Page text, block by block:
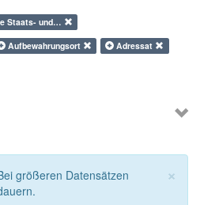
Staats- und…
Aufbewahrungsort Adressat
×
größeren Datensätzen